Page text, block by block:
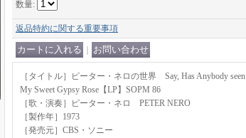
数量:
返品特約に関する重要事項
［タイトル］ピーター・ネロの世界 Say, Has Anybody seen
My Sweet Gypsy Rose【LP】SOPM 86
［歌・演奏］ピーター・ネロ PETER NERO
［製作年］1973
［発売元］CBS・ソニー